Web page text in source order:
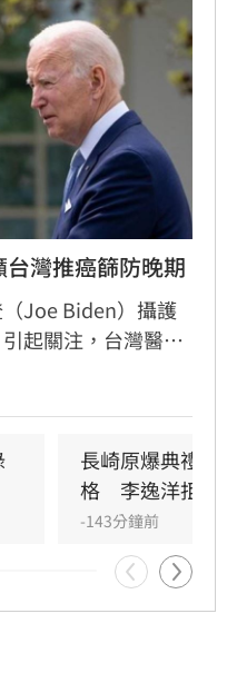
灣推癌篩防晚期
Joe Biden）攝護
起關注，台灣醫界
晚期發現僅佔3%
長崎原爆典禮
格　李逸洋拒出
-143分鐘前